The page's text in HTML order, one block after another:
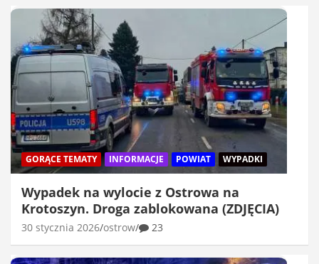
GORĄCE TEMATY INFORMACJE POWIAT WYPADKI
Wypadek na wylocie z Ostrowa na
Krotoszyn. Droga zablokowana (ZDJĘCIA)
30 stycznia 2026 ostrow 23